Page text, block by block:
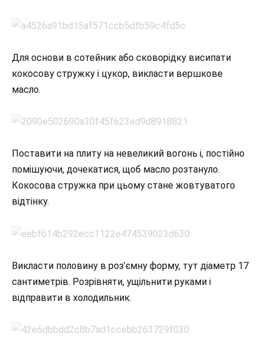
Для основи в сотейник або сковорідку висипати
кокосову стружку і цукор, викласти вершкове
масло.
Поставити на плиту на невеликий вогонь і, постійно
помішуючи, дочекатися, щоб масло розтануло.
Кокосова стружка при цьому стане жовтуватого
відтінку.
Викласти половину в роз’ємну форму, тут діаметр 17
сантиметрів. Розрівняти, ущільнити руками і
відправити в холодильник.